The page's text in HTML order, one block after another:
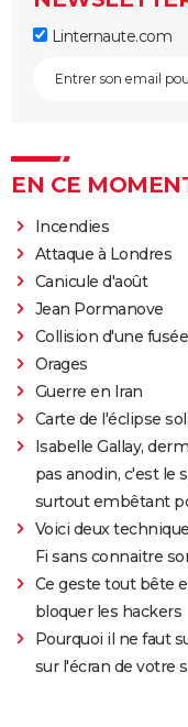
Linternaute.com
EN CE
Incendies
Attaque à Londres
Canicule d'août
Jean Pormanove
Collision d'une
Orages
Guerre en Iran
Carte de l'éclipse
Isabelle Gallay,
pas anodin, c'est le
surtout embêtant
Voici deux
Fi sans connaitre
Ce geste tout bête
bloquer les hackers
Pourquoi il ne faut
sur l'écran de votre